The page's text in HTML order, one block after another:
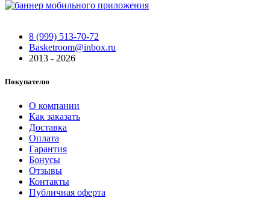
8 (999) 513-70-72
Basketroom@inbox.ru
2013 - 2026
Покупателю
О компании
Как заказать
Доставка
Оплата
Гарантия
Бонусы
Отзывы
Контакты
Публичная оферта